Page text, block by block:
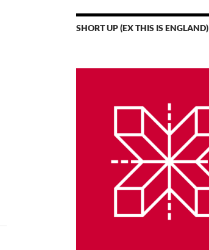
SHORT UP (EX THIS IS ENGLAND)